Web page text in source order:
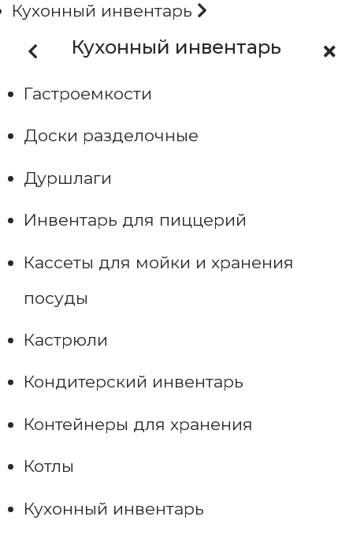
Кухонный инвентарь
Кухонный инвентарь
Гастроемкости
Доски разделочные
Дуршлаги
Инвентарь для пиццерий
Кассеты для мойки и хранения
посуды
Кастрюли
Кондитерский инвентарь
Контейнеры для хранения
Котлы
Кухонный инвентарь